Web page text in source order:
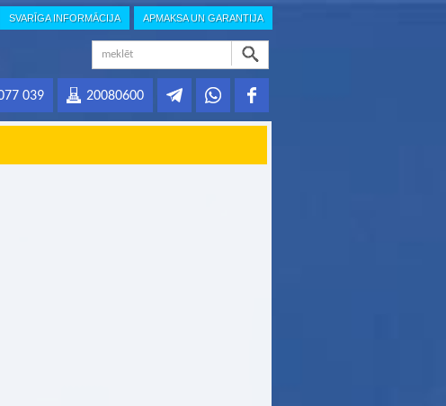
SVARĪGA INFORMĀCIJA APMAKSA UN GARANTIJA
20080600
039